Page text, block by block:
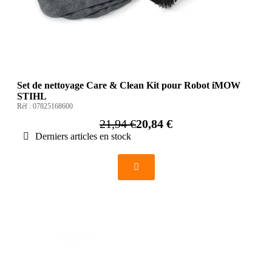
Set de nettoyage Care & Clean Kit pour Robot iMOW
STIHL
Réf : 07825168600
21,94 €20,84 €
Derniers articles en stock